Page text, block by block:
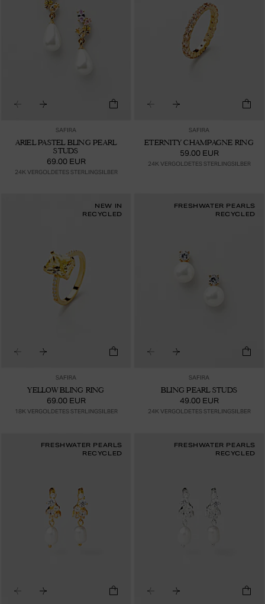
SAFIRA
ARIEL PASTEL BLING PEARL
STUDS
69.00 EUR
24K VERGOLDETES STERLINGSILBER
SAFIRA
ETERNITY CHAMPAGNE RING
59.00 EUR
24K VERGOLDETES STERLINGSILBER
NEW IN
RECYCLED
SAFIRA
YELLOW BLING RING
69.00 EUR
18K VERGOLDETES STERLINGSILBER
FRESHWATER PEARLS
RECYCLED
SAFIRA
BLING PEARL STUDS
49.00 EUR
24K VERGOLDETES STERLINGSILBER
FRESHWATER PEARLS
RECYCLED
FRESHWATER PEARLS
RECYCLED